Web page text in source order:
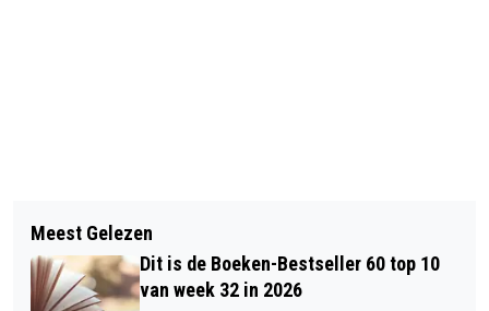
WISSELVALLIGE WEEK MET BUIEN EN
ZONNIGE MOMENTEN
FIETSER WORDT GESCHEPT DOOR
AUTO IN ANDELST
Meest Gelezen
Dit is de Boeken-Bestseller 60 top 10
van week 32 in 2026